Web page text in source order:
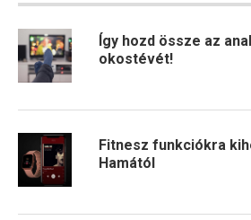
Így hozd össze az
okostévét!
Fitnesz funkciókra
Hamától